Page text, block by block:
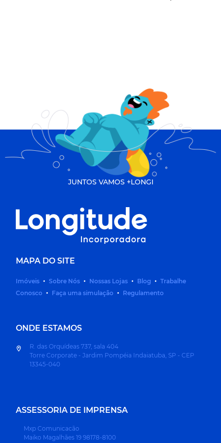
JUNTOS VAMOS +LONGI
MAPA DO SITE
Imóveis Sobre Nós Nossas Lojas Blog
Trabalhe
Conosco
Faça uma simulação Regulamento
ONDE ESTAMOS
R. das Orquídeas 737, sala 404
Torre Corporate - Jardim Pompéia Indaiatuba, SP - CEP
13345-040
ASSESSORIA DE IMPRENSA
Mxp Comunicacão
Maiko Magalhães 19 98178-8100